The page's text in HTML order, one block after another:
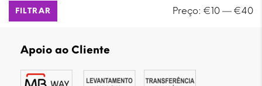
Preço
Preço
FILTRAR Preço: €10 — €40
Apoio ao Cliente